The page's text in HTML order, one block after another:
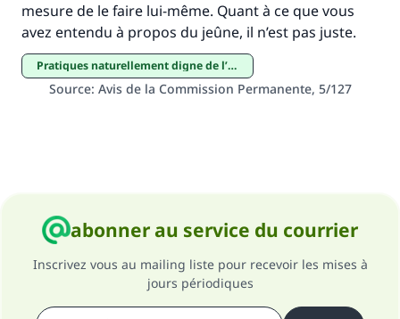
mesure de le faire lui-même. Quant à ce que vous
avez entendu à propos du jeûne, il n’est pas juste.
pratiques naturellement digne de l’homme
Source: Avis de la Commission Permanente, 5/127
abonner au service du courrier
Inscrivez vous au mailing liste pour recevoir les mises à
jours périodiques
Aidez nous à apporter des réponses.
Le Messager d'Allah (Paix sur lui) a dit:
"Celui qui indique une bonne action obtient la
même récompense que celui qui le fait."
Soutenez IslamQA